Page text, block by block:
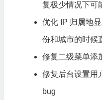
复极少情况下可
优化 IP 归属地
份和城市的时候
修复二级菜单添
修复后台设置用
bug